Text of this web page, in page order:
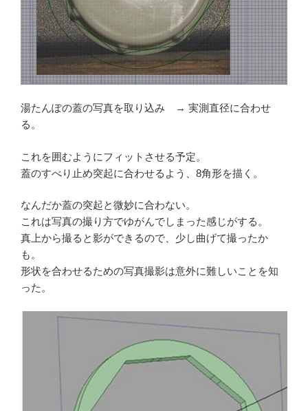
湯たんぽの蓋の写真を取り込み → 実測直径に合わせ
る。
これを囲むようにフィットさせる予定。
蓋のすべり止め突起に合わせるよう、8角形を描く。
なんだか蓋の突起と微妙に合わない。
これは写真の撮り方でゆがんでしまった感じがする。
真上から撮ると影ができるので、少し曲げて撮ったか
も。
形状を合わせるための写真撮影は意外に難しいことを知
った。